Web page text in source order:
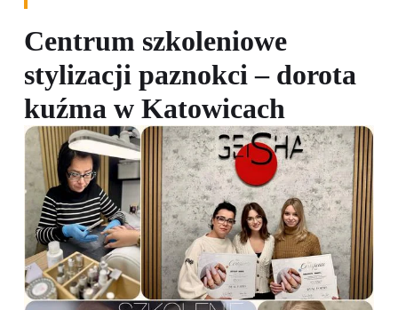
Centrum szkoleniowe
stylizacji paznokci – dorota
kuźma w Katowicach